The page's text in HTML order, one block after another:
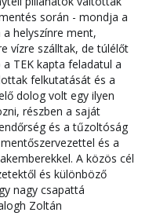
során - mondja a
helyszínre ment,
vízre szálltak, de túlélőt
TEK kapta feladatul a
felkutatását és a
dolog volt egy ilyen
részben a saját
és a tűzoltóság
és a
A közös cél
és különböző
nagy csapattá
Zoltán